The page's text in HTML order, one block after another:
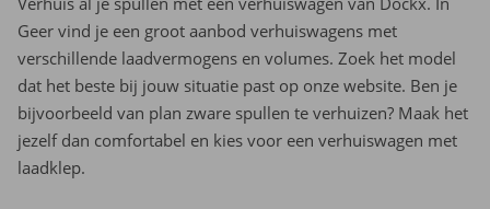
Geer vind je een groot aanbod verhuiswagens met
verschillende laadvermogens en volumes. Zoek het model
dat het beste bij jouw situatie past op onze website. Ben je
bijvoorbeeld van plan zware spullen te verhuizen? Maak het
jezelf dan comfortabel en kies voor een verhuiswagen met
laadklep.